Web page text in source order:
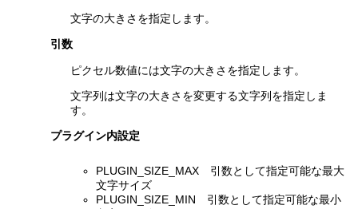
文字の大きさを指定します。
引数
ピクセル数値には文字の大きさを指定します。
文字列は文字の大きさを変更する文字列を指定しま
す。
プラグイン内設定
PLUGIN_SIZE_MAX 引数として指定可能な最大
文字サイズ
PLUGIN_SIZE_MIN 引数として指定可能な最小